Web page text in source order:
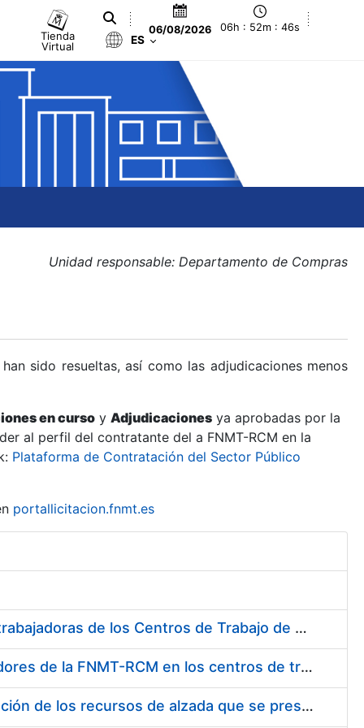
Tienda
Virtual
06/08/2026 06h : 52m : 47s
ES
Unidad responsable: Departamento de Compras
sido resueltas, así como las adjudicaciones menos
en curso y Adjudicaciones ya aprobadas por la
al perfil del contratante del a FNMT-RCM en la
Plataforma de Contratación del Sector Público
portallicitacion.fnmt.es
Suministro de Protectores Auditivos a medida para las personas trabajadoras de los Centros de Trabajo de Madrid y Burgos
Suministro de gafas graduadas antiproyecciones para los trabajadores de la FNMT-RCM en los centros de trabajo de Madrid y Burgos
Servicios de una empresa externa para el asesoramiento y resolución de los recursos de alzada que se presentan relacionados con procesos de selección para la FNMT-RCM